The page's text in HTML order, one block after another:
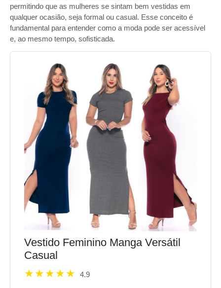
permitindo que as mulheres se sintam bem vestidas em
qualquer ocasião, seja formal ou casual. Esse conceito é
fundamental para entender como a moda pode ser acessível
e, ao mesmo tempo, sofisticada.
Vestido Feminino Manga Versátil
Casual
4.9